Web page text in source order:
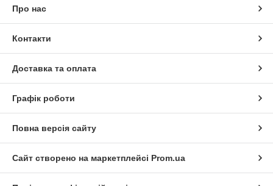
Про нас
Контакти
Доставка та оплата
Графік роботи
Повна версія сайту
Сайт створено на маркетплейсі Prom.ua